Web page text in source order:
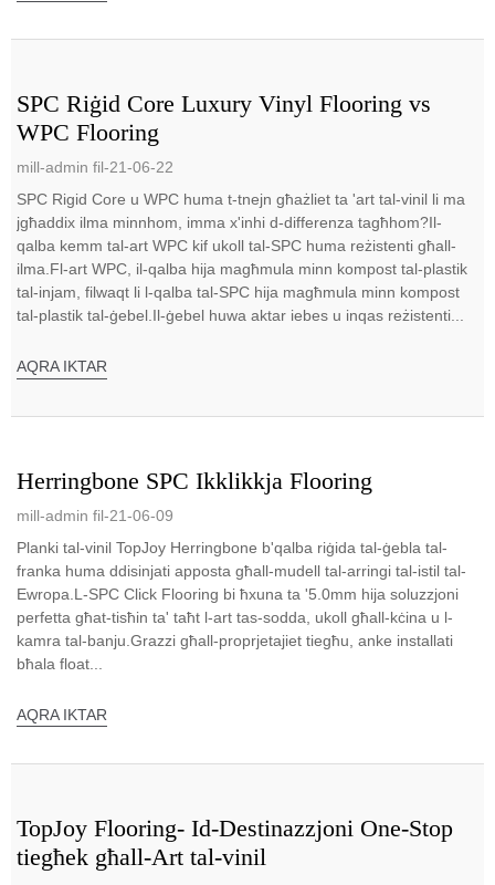
SPC Riġid Core Luxury Vinyl Flooring vs
WPC Flooring
mill-admin fil-21-06-22
SPC Rigid Core u WPC huma t-tnejn għażliet ta 'art tal-vinil li ma
jgħaddix ilma minnhom, imma x'inhi d-differenza tagħhom?Il-
qalba kemm tal-art WPC kif ukoll tal-SPC huma reżistenti għall-
ilma.Fl-art WPC, il-qalba hija magħmula minn kompost tal-plastik
tal-injam, filwaqt li l-qalba tal-SPC hija magħmula minn kompost
tal-plastik tal-ġebel.Il-ġebel huwa aktar iebes u inqas reżistenti...
AQRA IKTAR
Herringbone SPC Ikklikkja Flooring
mill-admin fil-21-06-09
Planki tal-vinil TopJoy Herringbone b'qalba riġida tal-ġebla tal-
franka huma ddisinjati apposta għall-mudell tal-arringi tal-istil tal-
Ewropa.L-SPC Click Flooring bi ħxuna ta '5.0mm hija soluzzjoni
perfetta għat-tisħin ta' taħt l-art tas-sodda, ukoll għall-kċina u l-
kamra tal-banju.Grazzi għall-proprjetajiet tiegħu, anke installati
bħala float...
AQRA IKTAR
TopJoy Flooring- Id-Destinazzjoni One-Stop
tiegħek għall-Art tal-vinil